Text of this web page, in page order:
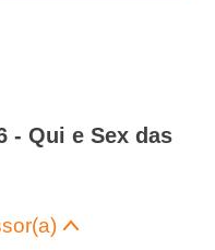
- Qui e Sex das